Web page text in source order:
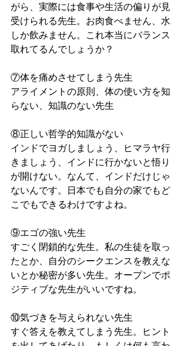
がら、実際には食事や生活の偏りが見
受けられる先生。お肉食べません、水
しか飲みません。これ本当にバランス
取れてるんでしょうか？
⑦体を痛めさせてしまう先生
アライメントの原則、体の使い方を知
らない、知識のない先生
⑧正しい哲学的知識がない
インドでヨガしましょう、ヒマラヤ行
きましょう、インドに行かないと悟り
が開けない。なんて、インドだけじゃ
ないんです。日本でも自分の家でもど
こでもできるわけですよね。
⑨エゴの強い先生
すごく閉鎖的な先生。私の生徒を取っ
たとか、自分のシークエンスを教えな
いとか秘密が多い先生。オープンでポ
ジティブな先生がいいですね。
⑩気づきを与えられない先生
すぐ答えを教えてしまう先生。ヒント